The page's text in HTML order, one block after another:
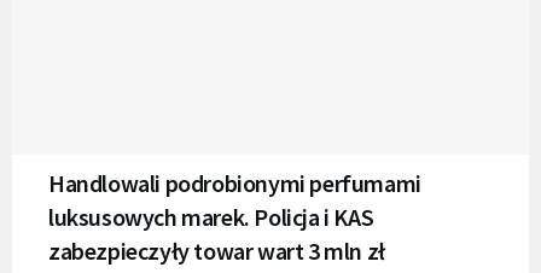
Handlowali podrobionymi perfumami
luksusowych marek. Policja i KAS
zabezpieczyły towar wart 3 mln zł